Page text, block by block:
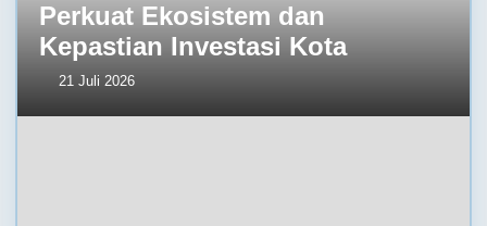
Perkuat Ekosistem dan
Kepastian Investasi Kota
21 Juli 2026